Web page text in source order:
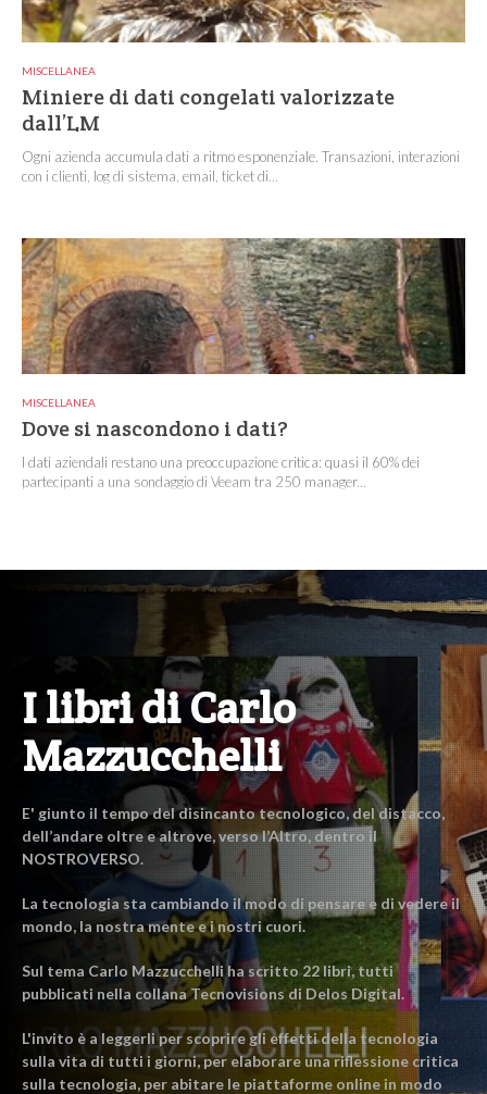
MISCELLANEA
Miniere di dati congelati valorizzate
dall’LM
Ogni azienda accumula dati a ritmo esponenziale. Transazioni, interazioni
con i clienti, log di sistema, email, ticket di...
MISCELLANEA
Dove si nascondono i dati?
I dati aziendali restano una preoccupazione critica: quasi il 60% dei
partecipanti a una sondaggio di Veeam tra 250 manager...
I libri di Carlo
Mazzucchelli
E' giunto il tempo del disincanto tecnologico, del distacco,
dell’andare oltre e altrove, verso l’Altro, dentro il
NOSTROVERSO.
La tecnologia sta cambiando il modo di pensare e di vedere il
mondo, la nostra mente e i nostri cuori.
Sul tema Carlo Mazzucchelli ha scritto 22 libri, tutti
pubblicati nella collana Tecnovisions di Delos Digital.
L'invito è a leggerli per scoprire gli effetti della tecnologia
sulla vita di tutti i giorni, per elaborare una riflessione critica
sulla tecnologia, per abitare le piattaforme online in modo